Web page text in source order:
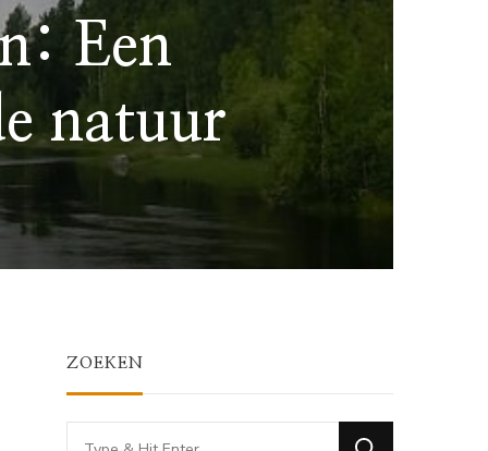
Een
natuur
ZOEKEN
Looking